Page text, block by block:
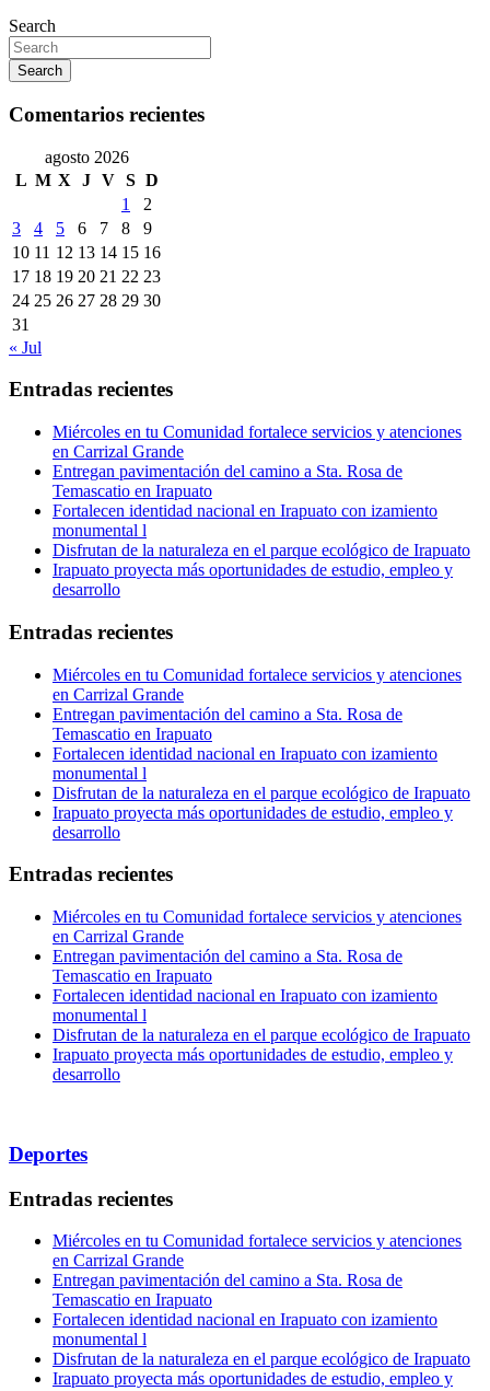
Search
Search
Comentarios recientes
agosto 2026
L M X J V S D
1
2
3
4 5 6 7 8
9
10 11 12 13 14 15 16
17 18 19 20 21 22 23
24 25 26 27 28 29 30
31
« Jul
Entradas recientes
Miércoles en tu Comunidad fortalece servicios y atenciones
en Carrizal Grande
Entregan pavimentación del camino a Sta. Rosa de
Temascatio en Irapuato
Fortalecen identidad nacional en Irapuato con izamiento
monumental l
Disfrutan de la naturaleza en el parque ecológico de Irapuato
Irapuato proyecta más oportunidades de estudio, empleo y
desarrollo
Entradas recientes
Miércoles en tu Comunidad fortalece servicios y atenciones
en Carrizal Grande
Entregan pavimentación del camino a Sta. Rosa de
Temascatio en Irapuato
Fortalecen identidad nacional en Irapuato con izamiento
monumental l
Disfrutan de la naturaleza en el parque ecológico de Irapuato
Irapuato proyecta más oportunidades de estudio, empleo y
desarrollo
Entradas recientes
Miércoles en tu Comunidad fortalece servicios y atenciones
en Carrizal Grande
Entregan pavimentación del camino a Sta. Rosa de
Temascatio en Irapuato
Fortalecen identidad nacional en Irapuato con izamiento
monumental l
Disfrutan de la naturaleza en el parque ecológico de Irapuato
Irapuato proyecta más oportunidades de estudio, empleo y
desarrollo
Deportes
Entradas recientes
Miércoles en tu Comunidad fortalece servicios y atenciones
en Carrizal Grande
Entregan pavimentación del camino a Sta. Rosa de
Temascatio en Irapuato
Fortalecen identidad nacional en Irapuato con izamiento
monumental l
Disfrutan de la naturaleza en el parque ecológico de Irapuato
Irapuato proyecta más oportunidades de estudio, empleo y